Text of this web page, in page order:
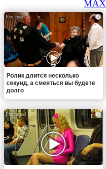
MAX
i
Ролик длится несколько
секунд, а смеяться вы будете
долго
i